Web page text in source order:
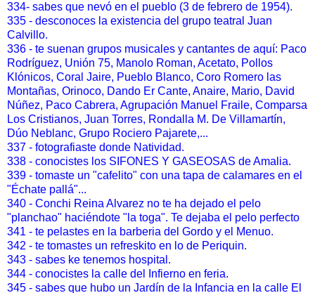
334- sabes que nevó en el pueblo (3 de febrero de 1954).
335 - desconoces la existencia del grupo teatral Juan
Calvillo.
336 - te suenan grupos musicales y cantantes de aquí: Paco
Rodríguez, Unión 75, Manolo Roman, Acetato, Pollos
Klónicos, Coral Jaire, Pueblo Blanco, Coro Romero las
Montañas, Orinoco, Dando Er Cante, Anaire, Mario, David
Núñez, Paco Cabrera, Agrupación Manuel Fraile, Comparsa
Los Cristianos, Juan Torres, Rondalla M. De Villamartín,
Dúo Neblanc, Grupo Rociero Pajarete,...
337 - fotografiaste donde Natividad.
338 - conocistes los SIFONES Y GASEOSAS de Amalia.
339 - tomaste un "cafelito" con una tapa de calamares en el
"Échate pallá"...
340 - Conchi Reina Alvarez no te ha dejado el pelo
"planchao" haciéndote "la toga". Te dejaba el pelo perfecto
341 - te pelastes en la barberia del Gordo y el Menuo.
342 - te tomastes un refreskito en lo de Periquin.
343 - sabes ke tenemos hospital.
344 - conocistes la calle del Infierno en feria.
345 - sabes que hubo un Jardín de la Infancia en la calle El